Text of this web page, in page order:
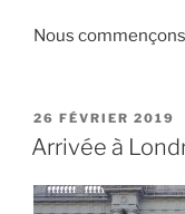
Nous
PUBLIÉ
LE
26 FÉVRIER 2019
Arrivée à